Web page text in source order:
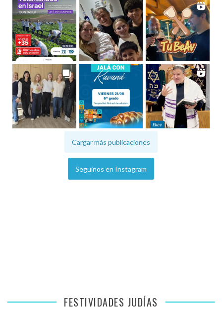
Cargar más publicaciones
Seguinos en Instagram
FESTIVIDADES JUDÍAS